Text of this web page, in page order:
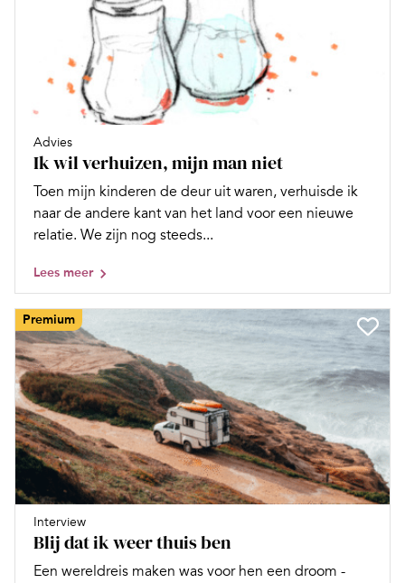
Advies
Ik wil verhuizen, mijn man niet
Toen mijn kinderen de deur uit waren, verhuisde ik
naar de andere kant van het land voor een nieuwe
relatie. We zijn nog steeds...
Lees meer
Premium
Interview
Blij dat ik weer thuis ben
Een wereldreis maken was voor hen een droom -